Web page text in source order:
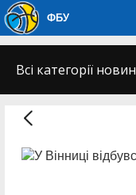
ФБУ
Всі категорії новин